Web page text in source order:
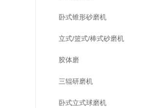
卧式锥形砂磨机
立式/篮式/棒式砂磨机
胶体磨
三辊研磨机
卧式立式球磨机